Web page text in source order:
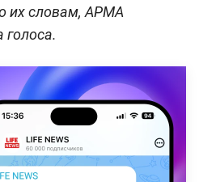
их словам, АРМА
голоса.